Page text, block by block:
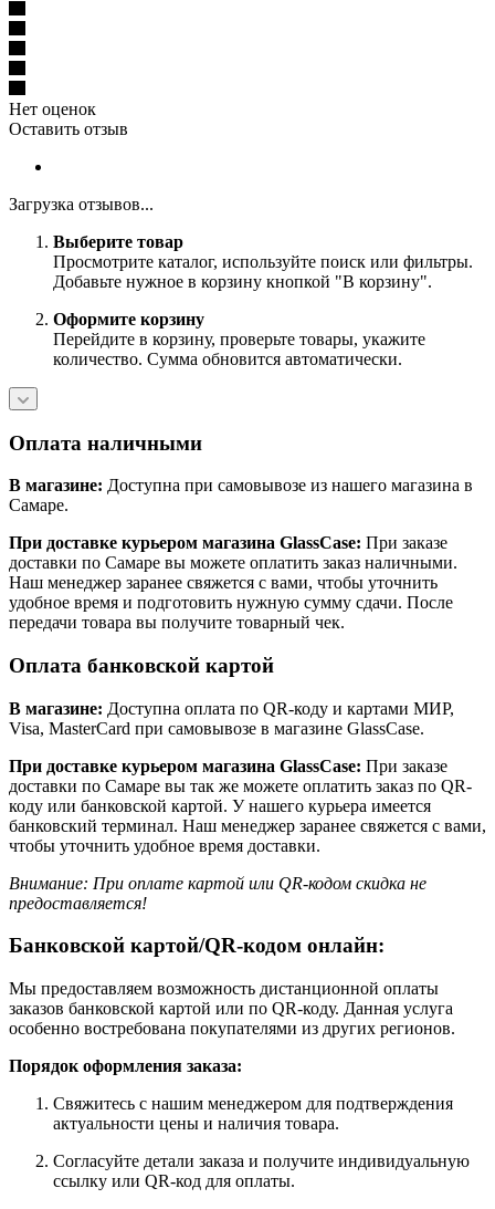
Нет оценок
Оставить отзыв
Загрузка отзывов...
Выберите товар
Просмотрите каталог, используйте поиск или фильтры.
Добавьте нужное в корзину кнопкой "В корзину".
Оформите корзину
Перейдите в корзину, проверьте товары, укажите
количество. Сумма обновится автоматически.
Оплата наличными
В магазине: Доступна при самовывозе из нашего магазина в
Самаре.
При доставке курьером магазина GlassCase: При заказе
доставки по Самаре вы можете оплатить заказ наличными.
Наш менеджер заранее свяжется с вами, чтобы уточнить
удобное время и подготовить нужную сумму сдачи. После
передачи товара вы получите товарный чек.
Оплата банковской картой
В магазине: Доступна оплата по QR-коду и картами МИР,
Visa, MasterCard при самовывозе в магазине GlassCase.
При доставке курьером магазина GlassCase: При заказе
доставки по Самаре вы так же можете оплатить заказ по QR-
коду или банковской картой. У нашего курьера имеется
банковский терминал. Наш менеджер заранее свяжется с вами,
чтобы уточнить удобное время доставки.
Внимание: При оплате картой или QR-кодом скидка не
предоставляется!
Банковской картой/QR-кодом онлайн:
Мы предоставляем возможность дистанционной оплаты
заказов банковской картой или по QR-коду. Данная услуга
особенно востребована покупателями из других регионов.
Порядок оформления заказа:
Свяжитесь с нашим менеджером для подтверждения
актуальности цены и наличия товара.
Согласуйте детали заказа и получите индивидуальную
ссылку или QR-код для оплаты.